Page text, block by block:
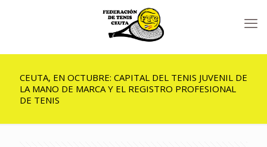
CEUTA, EN OCTUBRE: CAPITAL DEL TENIS JUVENIL DE
LA MANO DE MARCA Y EL REGISTRO PROFESIONAL
DE TENIS